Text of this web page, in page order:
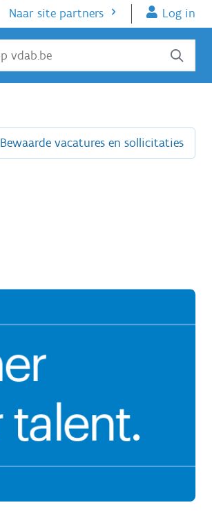
Naar site partners Log in
Bewaarde vacatures en sollicitaties